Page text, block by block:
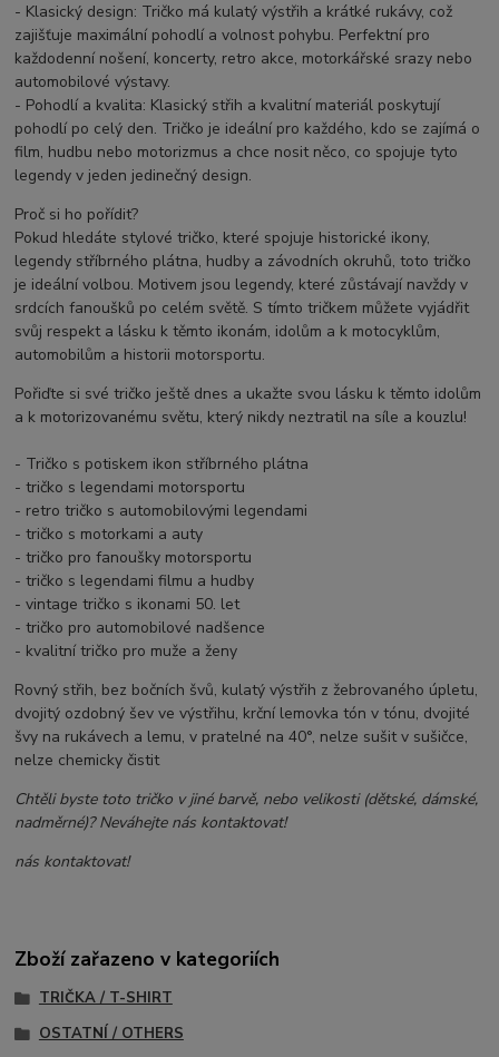
- Klasický design: Tričko má kulatý výstřih a krátké rukávy, což
zajišťuje maximální pohodlí a volnost pohybu. Perfektní pro
každodenní nošení, koncerty, retro akce, motorkářské srazy nebo
automobilové výstavy.
- Pohodlí a kvalita: Klasický střih a kvalitní materiál poskytují
pohodlí po celý den. Tričko je ideální pro každého, kdo se zajímá o
film, hudbu nebo motorizmus a chce nosit něco, co spojuje tyto
legendy v jeden jedinečný design.
Proč si ho pořídit?
Pokud hledáte stylové tričko, které spojuje historické ikony,
legendy stříbrného plátna, hudby a závodních okruhů, toto tričko
je ideální volbou. Motivem jsou legendy, které zůstávají navždy v
srdcích fanoušků po celém světě. S tímto tričkem můžete vyjádřit
svůj respekt a lásku k těmto ikonám, idolům a k motocyklům,
automobilům a historii motorsportu.
Pořiďte si své tričko ještě dnes a ukažte svou lásku k těmto idolům
a k motorizovanému světu, který nikdy neztratil na síle a kouzlu!
- Tričko s potiskem ikon stříbrného plátna
- tričko s legendami motorsportu
- retro tričko s automobilovými legendami
- tričko s motorkami a auty
- tričko pro fanoušky motorsportu
- tričko s legendami filmu a hudby
- vintage tričko s ikonami 50. let
- tričko pro automobilové nadšence
- kvalitní tričko pro muže a ženy
Rovný střih, bez bočních švů, kulatý výstřih z žebrovaného úpletu,
dvojitý ozdobný šev ve výstřihu, krční lemovka tón v tónu, dvojité
švy na rukávech a lemu, v pratelné na 40°, nelze sušit v sušičce,
nelze chemicky čistit
Chtěli byste toto tričko v jiné barvě, nebo velikosti (dětské, dámské,
nadměrné)? Neváhejte nás kontaktovat!
nás kontaktovat!
Zboží zařazeno v kategoriích
TRIČKA / T-SHIRT
OSTATNÍ / OTHERS